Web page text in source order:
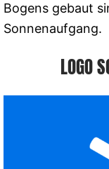
Bogens gebaut
Sonnenaufgang.
LOGO